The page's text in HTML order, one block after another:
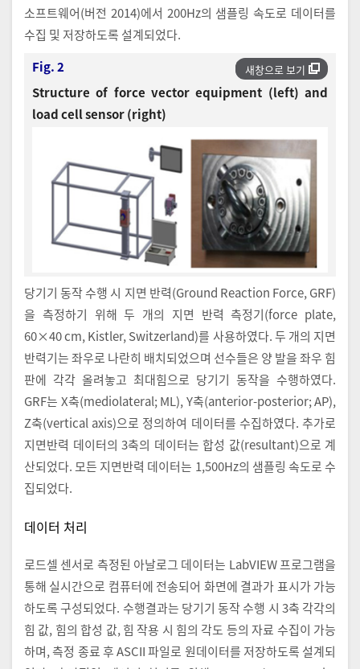
소프트웨어(버전 2014)에서 200Hz의 샘플링 속도로 데이터를
수집 및 저장하도록 설계되었다.
새창으로 보기
Fig. 2
Structure of force vector equipment (left) and
load cell sensor (right)
당기기 동작 수행 시 지면 반력(Ground Reaction Force, GRF)
을 측정하기 위해 두 개의 지면 반력 측정기(force plate,
60×40 cm, Kistler, Switzerland)를 사용하였다. 두 개의 지면
반력기는 좌우로 나란히 배치되었으며 선수들은 양 발을 좌우 힘
판에 각각 올려놓고 최대힘으로 당기기 동작을 수행하였다.
GRF는 X축(mediolateral; ML), Y축(anterior-posterior; AP),
Z축(vertical axis)으로 정의하여 데이터를 수집하였다. 추가로
지면반력 데이터의 3축의 데이터는 합성 값(resultant)으로 계
산되었다. 모든 지면반력 데이터는 1,500Hz의 샘플링 속도로 수
집되었다.
데이터 처리
로드셀 센서로 측정된 아날로그 데이터는 LabVIEW 프로그램을
통해 실시간으로 컴퓨터에 전송되어 화면에 결과가 표시가 가능
하도록 구성되었다. 수행결과는 당기기 동작 수행 시 3축 각각의
힘 값, 힘의 합성 값, 힘 작용 시 힘의 각도 등의 자료 수집이 가능
하며, 측정 종료 후 ASCII 파일로 원데이터를 저장하도록 설계되